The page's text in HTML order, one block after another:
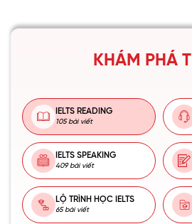
KHÁM PHÁ
IELTS READING
105 bài viết
IELTS SPEAKING
409 bài viết
LỘ TRÌNH HỌC IELTS
65 bài viết